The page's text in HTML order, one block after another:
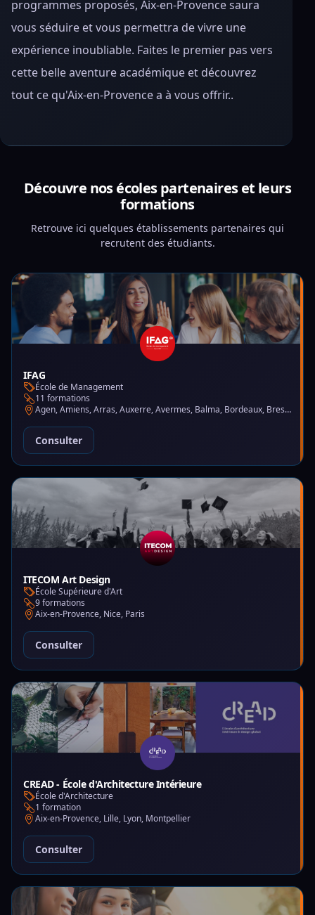
programmes proposés, Aix-en-Provence saura
vous séduire et vous permettra de vivre une
expérience inoubliable. Faites le premier pas vers
cette belle aventure académique et découvrez
tout ce qu'Aix-en-Provence a à vous offrir..
Découvre nos écoles partenaires et leurs
formations
Retrouve ici quelques établissements partenaires qui
recrutent des étudiants.
IFAG
École de Management
11 formations
Agen, Amiens, Arras, Auxerre, Avermes, Balma, Bordeaux, Brest, Charleville-Mézières, Chartres, Courbevoie, Dijon, Gap, La Garde, Le Mans, Lille, Lyon, Mont-de-Marsan, Montluçon, Montpellier, Mulhouse, Nantes, Puteaux, Reims, Rennes, Trélazé
Consulter
ITECOM Art Design
École Supérieure d'Art
9 formations
Aix-en-Provence, Nice, Paris
Consulter
CREAD - École d'Architecture Intérieure
École d'Architecture
1 formation
Aix-en-Provence, Lille, Lyon, Montpellier
Consulter